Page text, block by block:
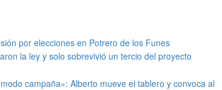
por elecciones en Potrero de los Funes
la ley y solo sobrevivió un tercio del proyecto
campaña»: Alberto mueve el tablero y convoca al